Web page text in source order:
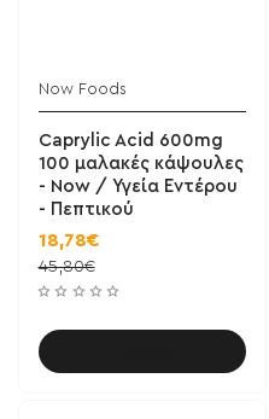
Now Foods
Caprylic Acid 600mg
100 μαλακές κάψουλες
- Now / Υγεία Εντέρου
- Πεπτικού
18,78€
45,80€